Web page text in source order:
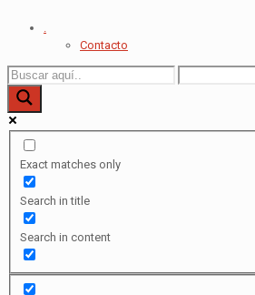
.
Contacto
Exact matches only
Search in title
Search in content